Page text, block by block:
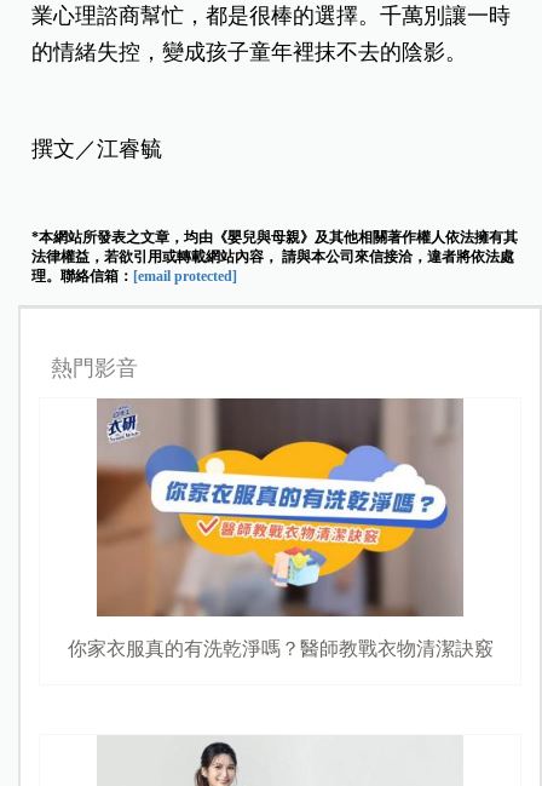
業心理諮商幫忙，都是很棒的選擇。千萬別讓一時
的情緒失控，變成孩子童年裡抹不去的陰影。
撰文／江睿毓
*本網站所發表之文章，均由《嬰兒與母親》及其他相關著作權人依法擁有其
法律權益，若欲引用或轉載網站內容， 請與本公司來信接洽，違者將依法處
理。聯絡信箱： [email protected]
熱門影音
你家衣服真的有洗乾淨嗎？醫師教戰衣物清潔訣竅